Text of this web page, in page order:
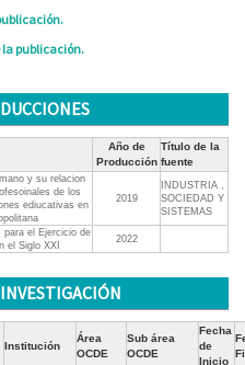
la publicación.
Año de
Producción
Título de la
fuente
y su relacion
de los
ediucativas en
2019
INDUSTRIA ,
SOCIEDAD Y
SISTEMAS
para el Ejercicio de
Siglo XXI
2022
Institución
Área
OCDE
Sub área
OCDE
Fecha
de
Inicio